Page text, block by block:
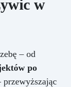
w
– od
po